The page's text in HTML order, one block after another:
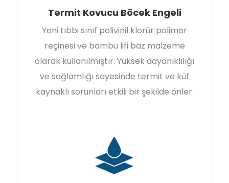
Termit Kovucu Böcek Engeli
Yeni tıbbi sınıf polivinil klorür polimer
reçinesi ve bambu lifi baz malzeme
olarak kullanılmıştır. Yüksek dayanıklılığı
ve sağlamlığı sayesinde termit ve küf
kaynaklı sorunları etkili bir şekilde önler.